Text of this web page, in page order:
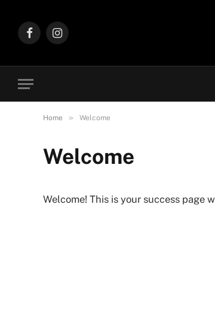
FacebookInstagram
Home » Welcome
Welcome
Welcome! This is your success page